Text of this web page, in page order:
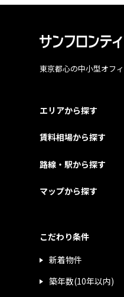
東京都心の中小型オフ
エリアから探す
賃料相場から探す
路線・駅から探す
マップから探す
こだわり条件
新着物件
築年数(10年以内)